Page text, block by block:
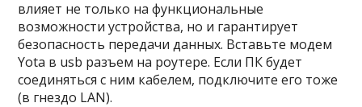
влияет не только на функциональные
возможности устройства, но и гарантирует
безопасность передачи данных. Вставьте модем
Yota в usb разъем на роутере. Если ПК будет
соединяться с ним кабелем, подключите его тоже
(в гнездо LAN).